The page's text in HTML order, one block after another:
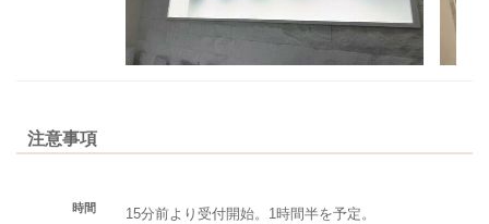
注意事項
時間
15分前より受付開始。1時間半を予定。